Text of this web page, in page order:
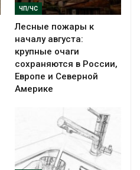
ЧП/ЧС
Лесные пожары к
началу августа:
крупные очаги
сохраняются в России,
Европе и Северной
Америке